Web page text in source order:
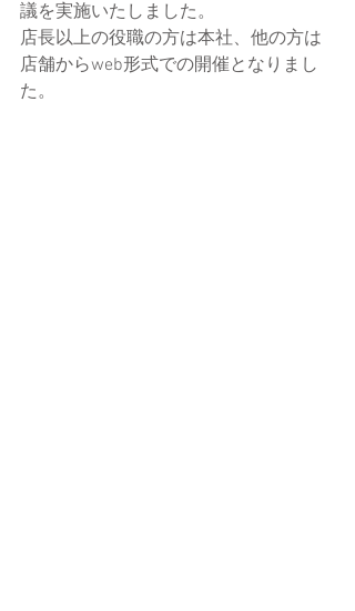
議を実施いたしました。
店長以上の役職の方は本社、他の方は
店舗からweb形式での開催となりまし
た。